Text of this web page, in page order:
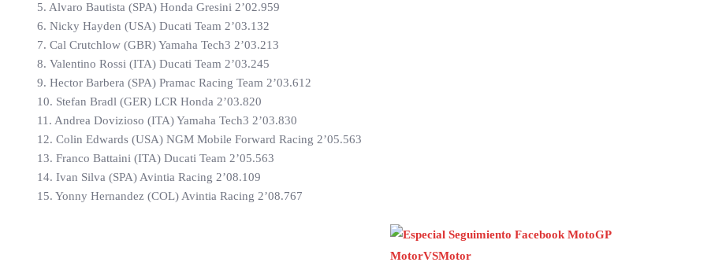
5. Alvaro Bautista (SPA) Honda Gresini 2’02.959
6. Nicky Hayden (USA) Ducati Team 2’03.132
7. Cal Crutchlow (GBR) Yamaha Tech3 2’03.213
8. Valentino Rossi (ITA) Ducati Team 2’03.245
9. Hector Barbera (SPA) Pramac Racing Team 2’03.612
10. Stefan Bradl (GER) LCR Honda 2’03.820
11. Andrea Dovizioso (ITA) Yamaha Tech3 2’03.830
12. Colin Edwards (USA) NGM Mobile Forward Racing 2’05.563
13. Franco Battaini (ITA) Ducati Team 2’05.563
14. Ivan Silva (SPA) Avintia Racing 2’08.109
15. Yonny Hernandez (COL) Avintia Racing 2’08.767